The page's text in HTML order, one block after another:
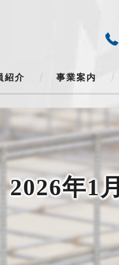
紹介 事業案内
2026年1